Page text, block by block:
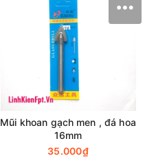
Mũi khoan gạch men , đá hoa
16mm
35.000₫